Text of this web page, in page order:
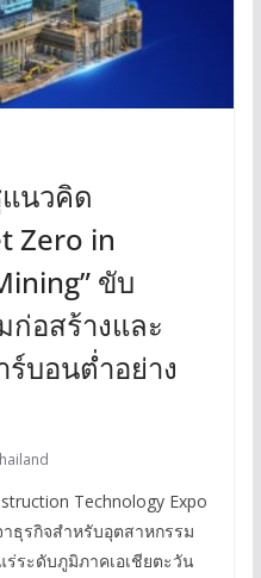
แนวคิด
Zero in
ขับ
ก่อสร้างและ
บอนต่ำอย่าง
Technology Expo
ธุรกิจสำหรับอุตสาหกรรม
ร่ระดับภูมิภาคเอเชียตะวัน